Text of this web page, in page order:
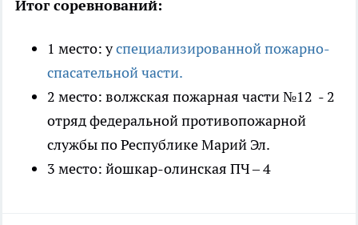
Итог соревнований:
1 место: успециализированной пожарно-
спасательной части.
2 место: волжская пожарная части №12 - 2
отряд федеральной противопожарной
службы по Республике Марий Эл.
3 место: йошкар-олинская ПЧ – 4